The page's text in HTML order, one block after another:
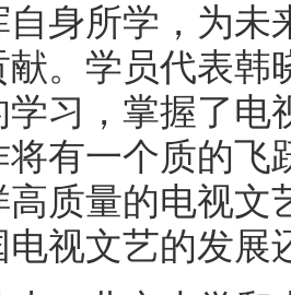
自身所学，为
。学员代表韩
习，掌握了电
有一个质的飞
高质量的电视文
电视文艺的发展